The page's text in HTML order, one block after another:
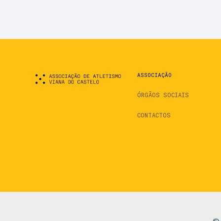
ASSOCIAÇÃO
ÓRGÃOS SOCIAIS
CONTACTOS